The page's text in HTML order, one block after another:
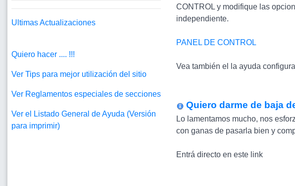
Ultimas Actualizaciones
Quiero hacer .... !!!
Ver Tips para mejor utilización del sitio
Ver Reglamentos especiales de secciones
Ver el Listado General de Ayuda (Versión
para imprimir)
CONTROL y modifique las
independiente.
PANEL DE CONTROL
Vea también el la ayuda
Quiero darme de baja
Lo lamentamos mucho, nos
con ganas de pasarla bien y
Entrá directo en este link